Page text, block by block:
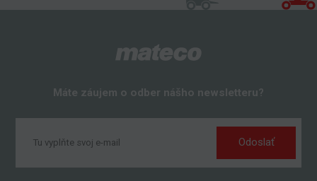
Máte záujem o odber nášho newsletteru?
Odoslať